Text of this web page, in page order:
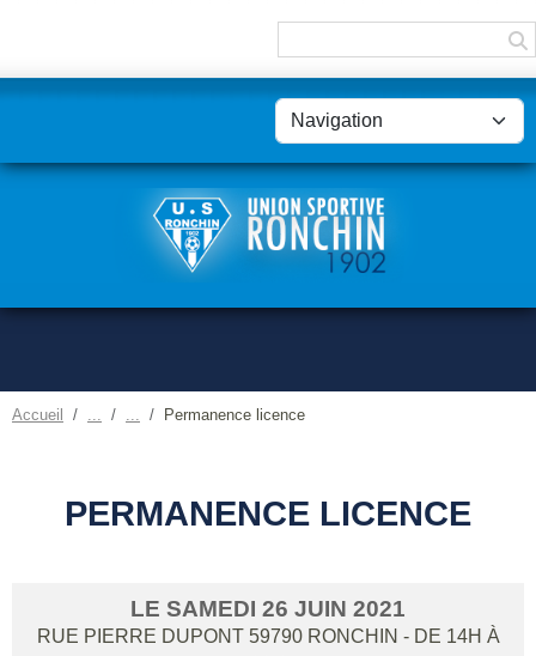
Accueil Permanence licence
PERMANENCE LICENCE
LE SAMEDI 26 JUIN 2021
RUE PIERRE DUPONT 59790 RONCHIN - DE 14H À